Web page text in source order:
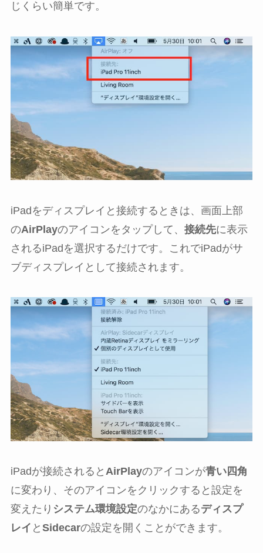
じくらい簡単です。
iPadをディスプレイと接続するときは、画面上部
のAirPlayのアイコンをタップして、 接続先に表示
されるiPadを選択するだけです。これでiPadがサ
ブディスプレイとして接続されます。
iPadが接続されると AirPlayのアイコンが青い四角
に変わり、そのアイコンをクリックすると設定を
変えたり システム環境設定のなかにあるディスプ
レイ と Sidecarの設定を開くことができます。